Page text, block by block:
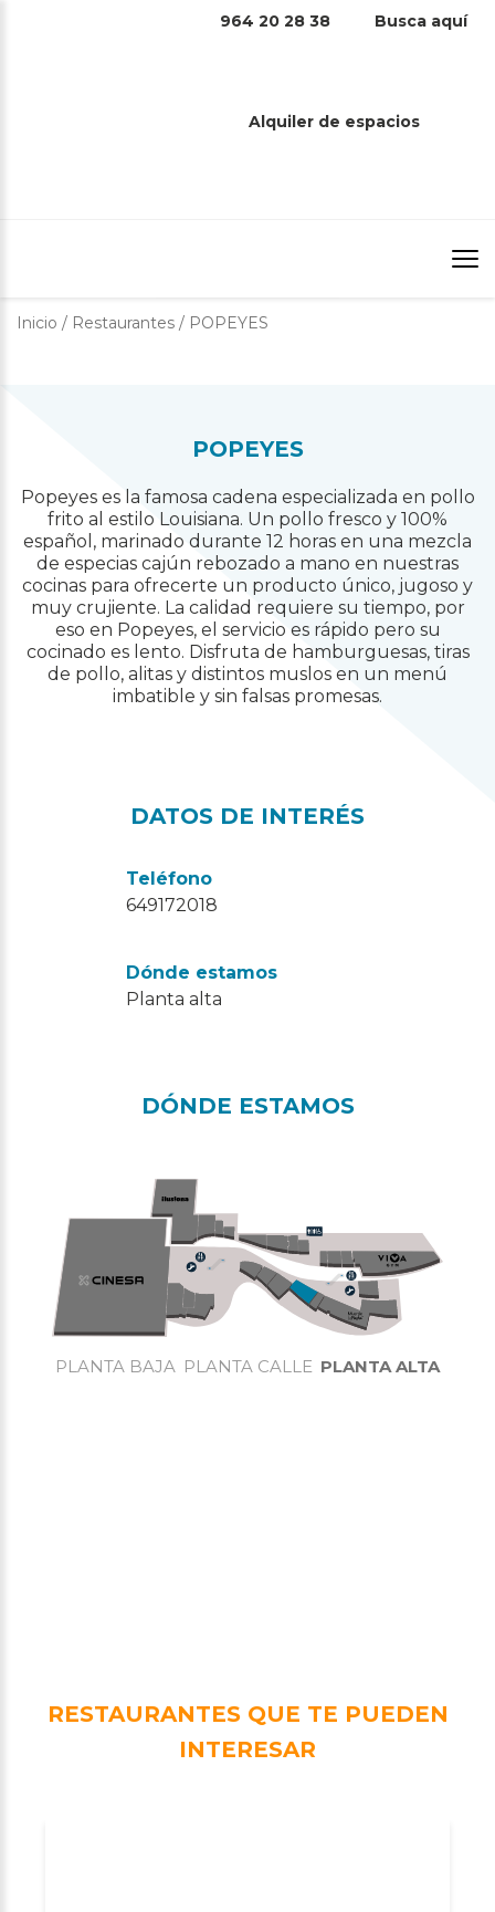
964 20 28 38 Busca aquí
Alquiler de espacios
Inicio / Restaurantes / POPEYES
POPEYES
Popeyes es la famosa cadena especializada en pollo
frito al estilo Louisiana. Un pollo fresco y 100%
español, marinado durante 12 horas en una mezcla
de especias cajún rebozado a mano en nuestras
cocinas para ofrecerte un producto único, jugoso y
muy crujiente. La calidad requiere su tiempo, por
eso en Popeyes, el servicio es rápido pero su
cocinado es lento. Disfruta de hamburguesas, tiras
de pollo, alitas y distintos muslos en un menú
imbatible y sin falsas promesas.
DATOS DE INTERÉS
Teléfono
649172018
Dónde estamos
Planta alta
DÓNDE ESTAMOS
PLANTA BAJA PLANTA CALLE PLANTA ALTA
RESTAURANTES QUE TE PUEDEN
INTERESAR